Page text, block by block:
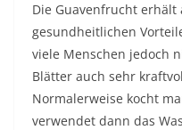
Die Guavenfrucht
gesundheitlichen
viele Menschen jedoch
Blätter auch sehr
Normalerweise kocht
verwendet dann das